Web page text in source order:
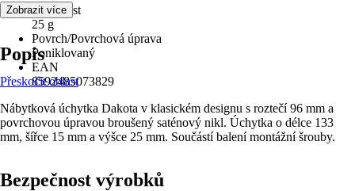
Hmotnost
25 g
Povrch/Povrchová úprava
Poniklovaný
EAN
8592485073829
Zobrazit více
Popis
Přeskočit oblast
Nábytková úchytka Dakota v klasickém designu s roztečí 96 mm a
povrchovou úpravou broušený saténový nikl. Úchytka o délce 133
mm, šířce 15 mm a výšce 25 mm. Součástí balení montážní šrouby.
Bezpečnost výrobků